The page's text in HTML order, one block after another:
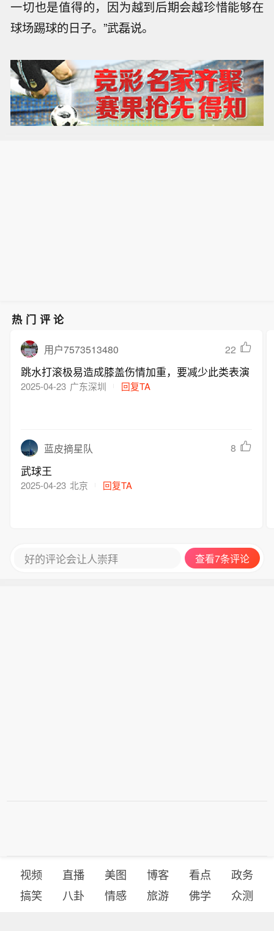
一切也是值得的，因为越到后期会越珍惜能够在
球场踢球的日子。”武磊说。
热门评论
用户7573513480 22
跳水打滚极易造成膝盖伤情加重，要减少此类表演
2025-04-23 广东深圳 回复TA
蓝皮摘星队 8
武球王
2025-04-23 北京 回复TA
好的评论会让人崇拜 查看7条评论
视频 直播 美图 博客 看点
政务
搞笑
八卦 情感 旅游 佛学 众测